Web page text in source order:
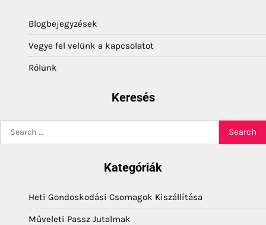
Blogbejegyzések
Vegye fel velünk a kapcsolatot
Rólunk
Keresés
Kategóriák
Heti Gondoskodási Csomagok Kiszállítása
Műveleti Passz Jutalmak